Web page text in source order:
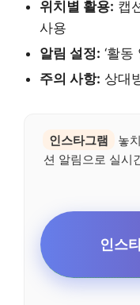
위치별 활용: 캡
사용
알림 설정: ‘활동
주의 사항: 상대
인스타그램
놓
션 알림으로 실시
인스